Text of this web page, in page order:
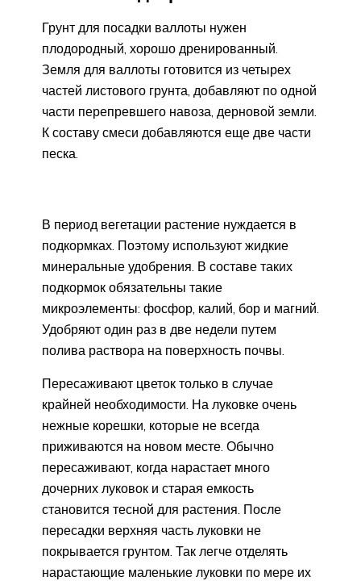
Грунт для посадки валлоты нужен
плодородный, хорошо дренированный.
Земля для валлоты готовится из четырех
частей листового грунта, добавляют по одной
части перепревшего навоза, дерновой земли.
К составу смеси добавляются еще две части
песка.
В период вегетации растение нуждается в
подкормках. Поэтому используют жидкие
минеральные удобрения. В составе таких
подкормок обязательны такие
микроэлементы: фосфор, калий, бор и магний.
Удобряют один раз в две недели путем
полива раствора на поверхность почвы.
Пересаживают цветок только в случае
крайней необходимости. На луковке очень
нежные корешки, которые не всегда
приживаются на новом месте. Обычно
пересаживают, когда нарастает много
дочерних луковок и старая емкость
становится тесной для растения. После
пересадки верхняя часть луковки не
покрывается грунтом. Так легче отделять
нарастающие маленькие луковки по мере их